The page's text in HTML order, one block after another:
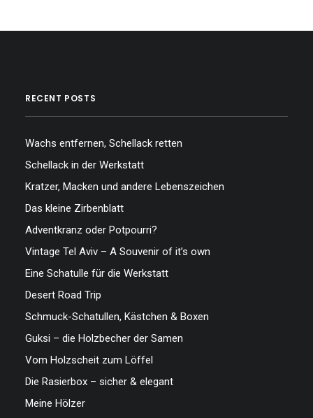
RECENT POSTS
Wachs entfernen, Schellack retten
Schellack in der Werkstatt
Kratzer, Macken und andere Lebenszeichen
Das kleine Zirbenblatt
Adventkranz oder Potpourri?
Vintage Tel Aviv – A Souvenir of it’s own
Eine Schatulle für die Werkstatt
Desert Road Trip
Schmuck-Schatullen, Kästchen & Boxen
Guksi – die Holzbecher der Samen
Vom Holzscheit zum Löffel
Die Rasierbox – sicher & elegant
Meine Hölzer